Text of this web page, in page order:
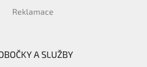
Reklamace
A SLUŽBY